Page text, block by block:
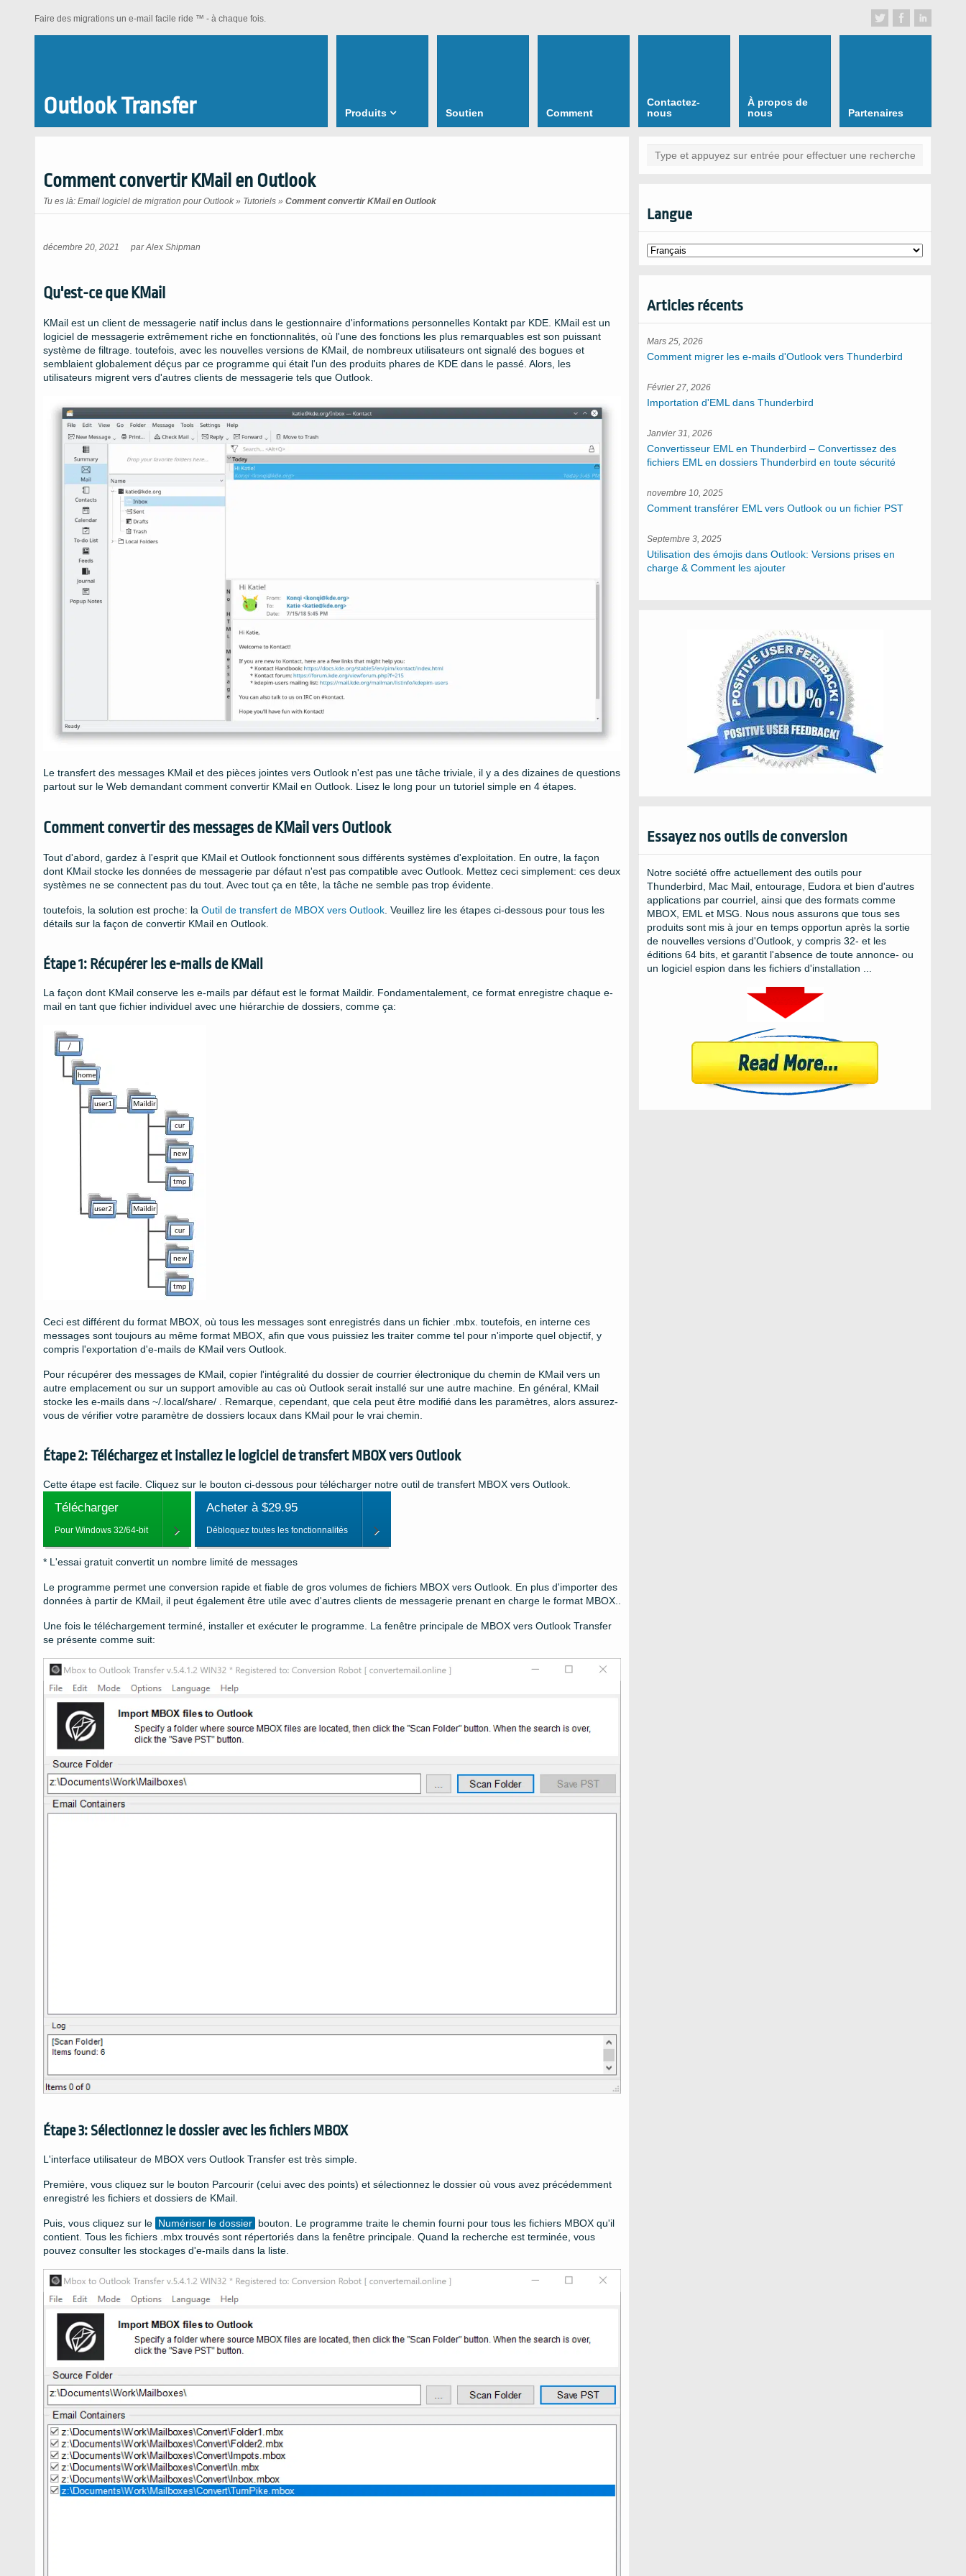
Faire des migrations un e-mail facile ride ™ - à chaque fois.
Outlook Transfer Produits Soutien Comment
Contactez-
nous
À propos de
nous
Partenaires
Comment convertir KMail en Outlook
Tu es là: Email logiciel de migration pour Outlook » Tutoriels » Comment convertir KMail en Outlook
décembre 20, 2021 parAlex Shipman
Qu'est-ce que KMail
KMail est un client de messagerie natif inclus dans le gestionnaire d'informations personnelles Kontakt par KDE. KMail est un
logiciel de messagerie extrêmement riche en fonctionnalités, où l'une des fonctions les plus remarquables est son puissant
système de filtrage. toutefois, avec les nouvelles versions de KMail, de nombreux utilisateurs ont signalé des bogues et
semblaient globalement déçus par ce programme qui était l'un des produits phares de KDE dans le passé. Alors, les
utilisateurs migrent vers d'autres clients de messagerie tels que Outlook.
Le transfert des messages KMail et des pièces jointes vers Outlook n'est pas une tâche triviale, il y a des dizaines de questions
partout sur le Web demandant comment convertir KMail en Outlook. Lisez le long pour un tutoriel simple en 4 étapes.
Comment convertir des messages de KMail vers Outlook
Tout d'abord, gardez à l'esprit que KMail et Outlook fonctionnent sous différents systèmes d'exploitation. En outre, la façon
dont KMail stocke les données de messagerie par défaut n'est pas compatible avec Outlook. Mettez ceci simplement: ces deux
systèmes ne se connectent pas du tout. Avec tout ça en tête, la tâche ne semble pas trop évidente.
toutefois, la solution est proche: la Outil de transfert de MBOX vers Outlook . Veuillez lire les étapes ci-dessous pour tous les
détails sur la façon de convertir KMail en Outlook.
Étape 1: Récupérer les e-mails de KMail
La façon dont KMail conserve les e-mails par défaut est le format Maildir. Fondamentalement, ce format enregistre chaque e-
mail en tant que fichier individuel avec une hiérarchie de dossiers, comme ça:
Ceci est différent du format MBOX, où tous les messages sont enregistrés dans un fichier .mbx. toutefois, en interne ces
messages sont toujours au même format MBOX, afin que vous puissiez les traiter comme tel pour n'importe quel objectif, y
compris l'exportation d'e-mails de KMail vers Outlook.
Pour récupérer des messages de KMail, copier l'intégralité du dossier de courrier électronique du chemin de KMail vers un
autre emplacement ou sur un support amovible au cas où Outlook serait installé sur une autre machine. En général, KMail
stocke les e-mails dans ~/.local/share/ . Remarque, cependant, que cela peut être modifié dans les paramètres, alors assurez-
vous de vérifier votre paramètre de dossiers locaux dans KMail pour le vrai chemin.
Étape 2: Téléchargez et installez le logiciel de transfert MBOX vers Outlook
Cette étape est facile. Cliquez sur le bouton ci-dessous pour télécharger notre outil de transfert MBOX vers Outlook.
Télécharger
Pour Windows 32/64-bit
Acheter à $29.95
Débloquez toutes les fonctionnalités
* L'essai gratuit convertit un nombre limité de messages
Le programme permet une conversion rapide et fiable de gros volumes de fichiers MBOX vers Outlook. En plus d'importer des
données à partir de KMail, il peut également être utile avec d'autres clients de messagerie prenant en charge le format MBOX..
Une fois le téléchargement terminé, installer et exécuter le programme. La fenêtre principale de MBOX vers Outlook Transfer
se présente comme suit:
Étape 3: Sélectionnez le dossier avec les fichiers MBOX
L'interface utilisateur de MBOX vers Outlook Transfer est très simple.
Première, vous cliquez sur le bouton Parcourir (celui avec des points) et sélectionnez le dossier où vous avez précédemment
enregistré les fichiers et dossiers de KMail.
Puis, vous cliquez sur le Numériser le dossier bouton. Le programme traite le chemin fourni pour tous les fichiers MBOX qu'il
contient. Tous les fichiers .mbx trouvés sont répertoriés dans la fenêtre principale. Quand la recherche est terminée, vous
pouvez consulter les stockages d'e-mails dans la liste.
Langue
Articles récents
Mars 25, 2026
Comment migrer les e-mails d'Outlook vers Thunderbird
Février 27, 2026
Importation d'EML dans Thunderbird
Janvier 31, 2026
Convertisseur EML en Thunderbird – Convertissez des
fichiers EML en dossiers Thunderbird en toute sécurité
novembre 10, 2025
Comment transférer EML vers Outlook ou un fichier PST
Septembre 3, 2025
Utilisation des émojis dans Outlook: Versions prises en
charge & Comment les ajouter
Essayez nos outils de conversion
Notre société offre actuellement des outils pour
Thunderbird, Mac Mail, entourage, Eudora et bien d'autres
applications par courriel, ainsi que des formats comme
MBOX, EML et MSG. Nous nous assurons que tous ses
produits sont mis à jour en temps opportun après la sortie
de nouvelles versions d'Outlook, y compris 32- et les
éditions 64 bits, et garantit l'absence de toute annonce- ou
un logiciel espion dans les fichiers d'installation ...